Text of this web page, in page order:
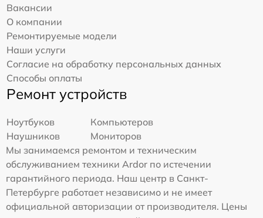
Вакансии
О компании
Ремонтируемые модели
Наши услуги
Согласие на обработку персональных данных
Способы оплаты
Ремонт устройств
Ноутбуков
Компьютеров
Наушников
Мониторов
Мы занимаемся ремонтом и техническим
обслуживанием техники Ardor по истечении
гарантийного периода. Наш центр в Санкт-
Петербурге работает независимо и не имеет
официальной авторизации от производителя. Цены